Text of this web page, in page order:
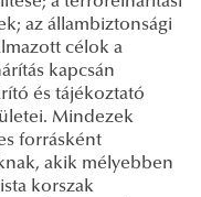
az állambiztonsági
célok a
kapcsán
és tájékoztató
Mindezek
forrásként
akik mélyebben
korszak